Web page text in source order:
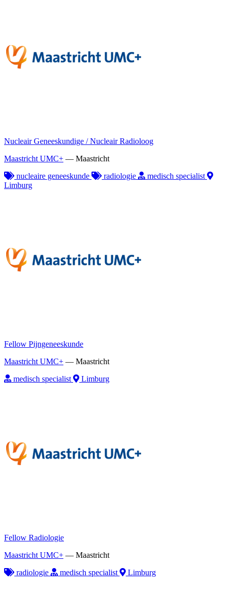
Nucleair Geneeskundige / Nucleair Radioloog
Maastricht UMC+ — Maastricht
nucleaire geneeskunde
radiologie
medisch specialist
Limburg
Fellow Pijngeneeskunde
Maastricht UMC+ — Maastricht
medisch specialist
Limburg
Fellow Radiologie
Maastricht UMC+ — Maastricht
radiologie
medisch specialist Limburg